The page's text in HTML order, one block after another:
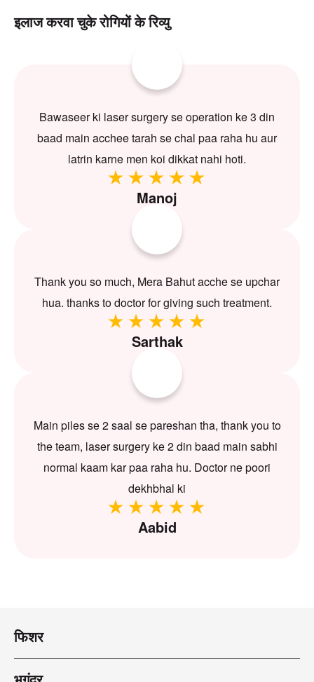
इलाज करवा चुके रोगियों के रिव्यु
Bawaseer ki laser surgery se operation ke 3 din
baad main acchee tarah se chal paa raha hu aur
latrin karne men koi dikkat nahi hoti.
Manoj
Thank you so much, Mera Bahut acche se upchar
hua. thanks to doctor for giving such treatment.
Sarthak
Main piles se 2 saal se pareshan tha, thank you to
the team, laser surgery ke 2 din baad main sabhi
normal kaam kar paa raha hu. Doctor ne poori
dekhbhal ki
Aabid
फिशर